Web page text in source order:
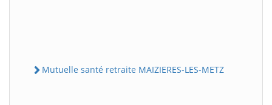
Mutuelle santé retraite MAIZIERES-LES-METZ